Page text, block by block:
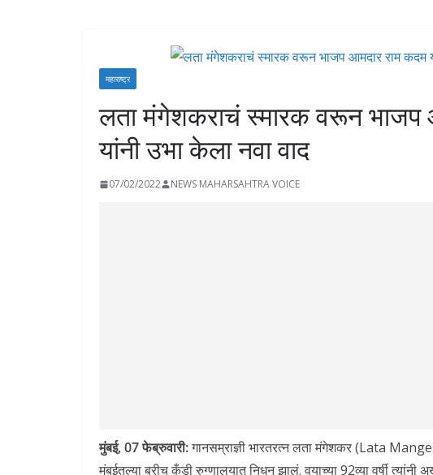
महाराष्ट्र
लता मंगेशकराचं स्मारक वरून भाजप
यांनी उभा केला नवा वाद
07/02/2022 NEWS MAHARSAHTRA VOICE
मुंबई, 07 फेब्रुवारी:गानसम्राज्ञी भारतरत्न लता मंगेशकर (Lata
मुंबईतल्या ब्रीच कँडी रुग्णालयात निधन झालं. वयाच्या 92व्या वर्षी त्यांनी